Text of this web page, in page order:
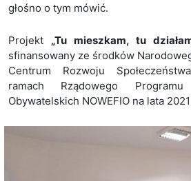
głośno o tym mówić.
Projekt „Tu mieszkam, tu
sfinansowany ze środków
Centrum Rozwoju
ramach Rządowego
Obywatelskich NOWEFIO na lata